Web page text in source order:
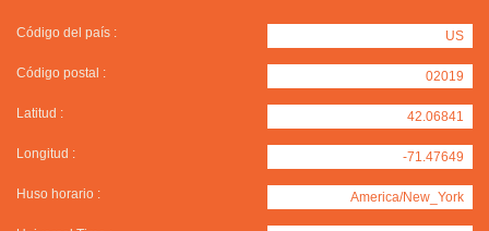
Código del país : US
Código postal : 02019
Latitud : 42.06841
Longitud : -71.47649
Huso horario : America/New_York